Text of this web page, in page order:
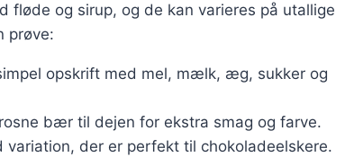
fløde og sirup, og de kan varieres på utallige
prøve:
opskrift med mel, mælk, æg, sukker og
bær til dejen for ekstra smag og farve.
variation, der er perfekt til chokoladeelskere.